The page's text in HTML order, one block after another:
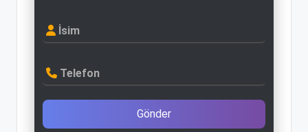
İsim
Telefon
Gönder